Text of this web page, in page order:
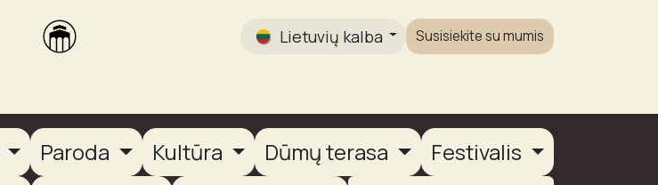
Lietuvių kalba Susisiekite su mumis
Paroda Kultūra Dūmų terasa
Festivalis